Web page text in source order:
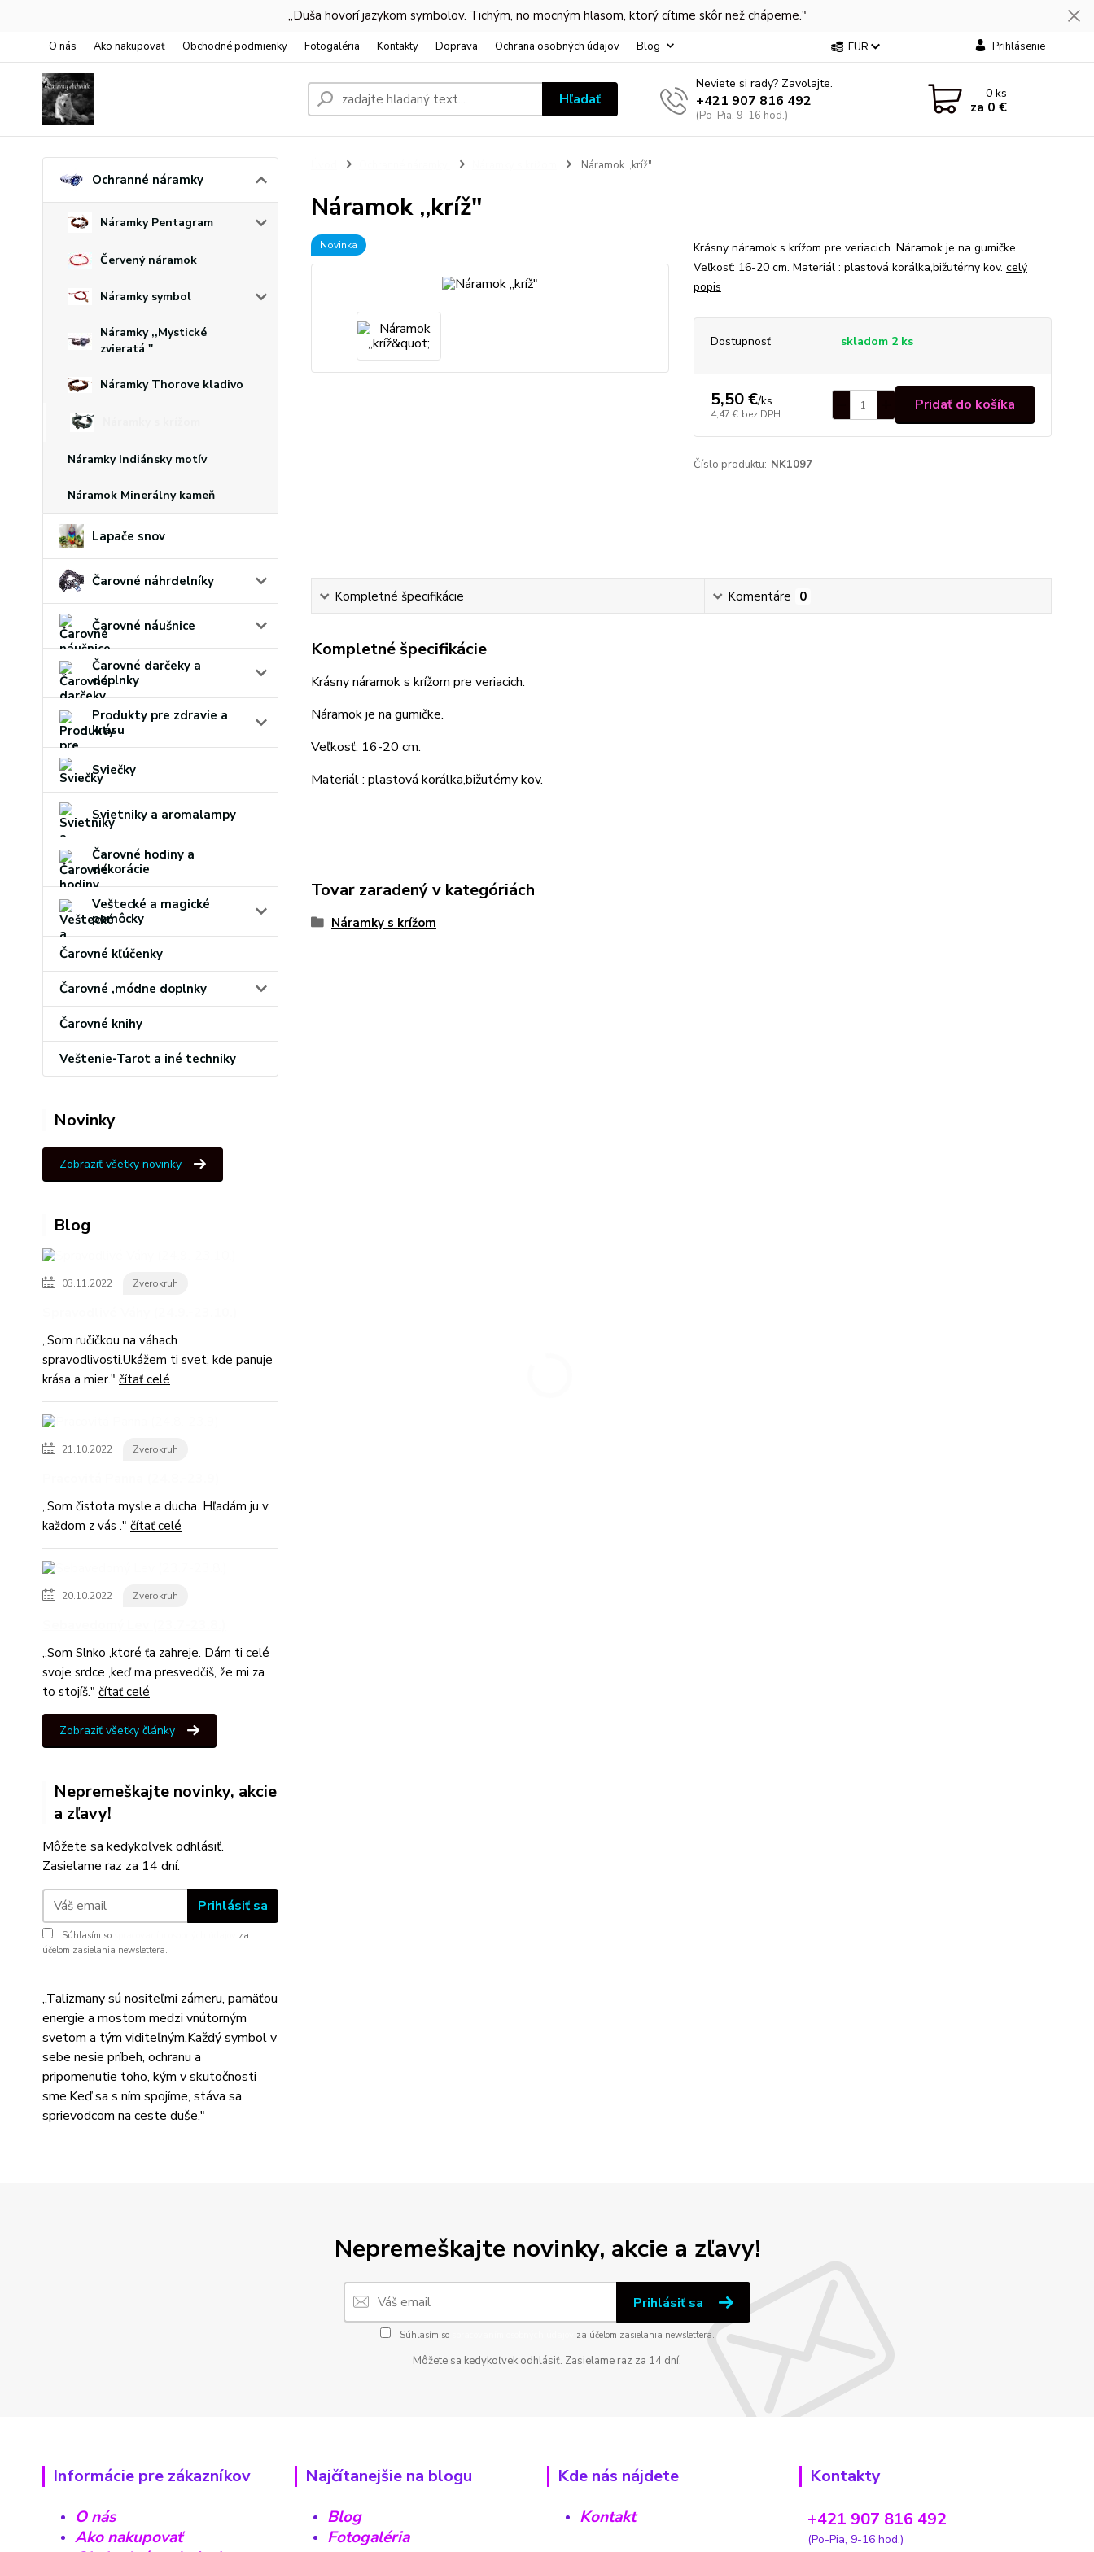
,,Duša hovorí jazykom symbolov. Tichým, no mocným hlasom, ktorý cítime skôr než chápeme."
O nás Ako nakupovať Obchodné podmienky Fotogaléria Kontakty Doprava Ochrana osobných údajov Blog EUR Prihlásenie
Hľadať
Neviete si rady? Zavolajte.
+421 907 816 492
(Po-Pia, 9-16 hod.)
0ks
za 0 €
Ochranné náramky
Náramky Pentagram
Červený náramok
Náramky symbol
Náramky ,,Mystické
zvieratá "
Náramky Thorove kladivo
Náramky Indiánsky motív
Náramok Minerálny kameň
Lapače snov
Čarovné náhrdelníky
Čarovné náušnice
Čarovné darčeky a
doplnky
Produkty pre zdravie a
krásu
Sviečky
Svietniky a aromalampy
Čarovné hodiny a
dekorácie
Veštecké a magické
pomôcky
Čarovné kľúčenky
Čarovné ,módne doplnky
Čarovné knihy
Veštenie-Tarot a iné techniky
Novinky
Zobraziť všetky novinky
Blog
03.11.2022 Zverokruh
,,Som ručičkou na váhach
spravodlivosti.Ukážem ti svet, kde panuje
krása a mier." čítať celé
21.10.2022 Zverokruh
,,Som čistota mysle a ducha. Hľadám ju v
každom z vás ." čítať celé
20.10.2022 Zverokruh
,,Som Slnko ,ktoré ťa zahreje. Dám ti celé
svoje srdce ,keď ma presvedčíš, že mi za
to stojíš." čítať celé
Zobraziť všetky články
Nepremeškajte novinky, akcie
a zľavy!
Môžete sa kedykoľvek odhlásiť.
Zasielame raz za 14 dní.
Prihlásiť sa
Súhlasím so
za
účelom zasielania newslettera.
,,Talizmany sú nositeľmi zámeru, pamäťou
energie a mostom medzi vnútorným
svetom a tým viditeľným.Každý symbol v
sebe nesie príbeh, ochranu a
pripomenutie toho, kým v skutočnosti
sme.Keď sa s ním spojíme, stáva sa
sprievodcom na ceste duše."
Náramok ,,kríž"
Náramok ,,kríž"
Novinka
Krásny náramok s krížom pre veriacich. Náramok je na gumičke.
Veľkosť: 16-20 cm. Materiál : plastová korálka,bižutérny kov. celý
popis
Dostupnosť skladom 2 ks
5,50 €/ks
4,47 € bez DPH
Pridať do košíka
Číslo produktu: NK1097
Kompletné špecifikácie Komentáre 0
Kompletné špecifikácie
Krásny náramok s krížom pre veriacich.
Náramok je na gumičke.
Veľkosť: 16-20 cm.
Materiál : plastová korálka,bižutérny kov.
Tovar zaradený v kategóriách
Náramky s krížom
Nepremeškajte novinky, akcie a zľavy!
Prihlásiť sa
Súhlasím so za účelom zasielania newslettera.
Môžete sa kedykoľvek odhlásiť. Zasielame raz za 14 dní.
Informácie pre zákazníkov
O nás
Ako nakupovať
Najčítanejšie na blogu
Blog
Fotogaléria
Kde nás nájdete
Kontakt
Kontakty
+421 907 816 492
(Po-Pia, 9-16 hod.)